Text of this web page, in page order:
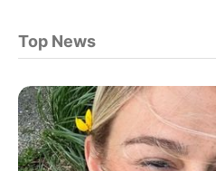
Top News